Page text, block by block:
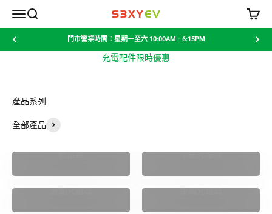
選單搜尋 S3XYEV 購物車
門市營業時間：星期一至六 10:00AM - 6:15PM
充電配件限時優惠
產品系列
全部產品
轉接器 中速充電線
流動充電器 掛牆充電器